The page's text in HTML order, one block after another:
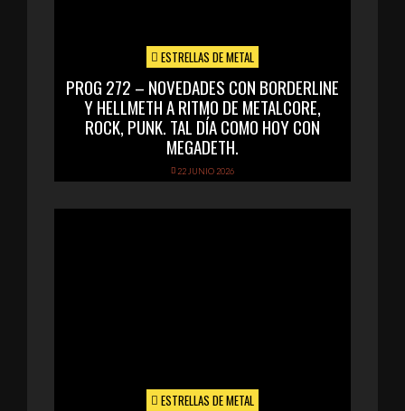
ESTRELLAS DE METAL
PROG 272 – NOVEDADES CON BORDERLINE
Y HELLMETH A RITMO DE METALCORE,
ROCK, PUNK. TAL DÍA COMO HOY CON
MEGADETH.
22 JUNIO 2026
ESTRELLAS DE METAL